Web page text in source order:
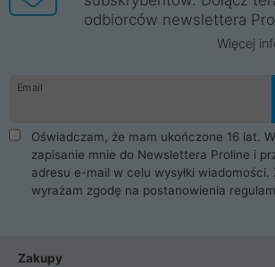
legalnie i płacimy podatki w naszym kraju!
główną w Mirkowie oraz salony na terenie
komunikacja ze sklepem komputerowym
danych osobowych. Dlatego zakup
ProLine to czysta przyjemność i pełne
Zaopatrzysz się u nas w akcesoria i części
takie jak procesory, karty graficzne, płyty
dyski SSD, M.2 oraz HDD. Nasi pracownicy
najlepszy zasilacz komputerowy oraz
Poza komputerami mamy również najlepsze
Smartfony takich producentów jak Xiaomi,
wentylatory. Na koniec mając już to
odbiorców newslettera
Więcej
Email
Oświadczam, że mam ukończone 16 lat.
zapisanie mnie do Newslettera Proline i
adresu e-mail w celu wysyłki wiadomości.
wyrażam zgodę na postanowienia
Zakupy